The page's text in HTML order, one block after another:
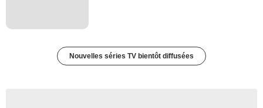
Nouvelles séries TV bientôt diffusées